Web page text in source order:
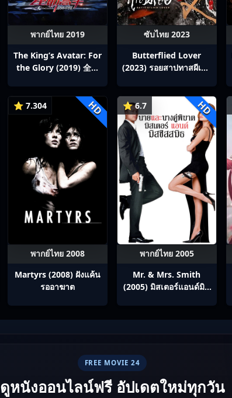
พากย์ไทย 2019
The King’s Avatar: For
the Glory (2019) 全职
ซับไทย 2023
Butterflied Lover
(2023) รอยสาปทาสผีเสื้อ
⭐ 7.304 HD
พากย์ไทย 2008
Martyrs (2008) ฝังแค้น
รออาฆาต
⭐ 6.7 HD
พากย์ไทย 2005
Mr. & Mrs. Smith
(2005) มิสเตอร์แอนด์มิส
FREE MOVIE 24
ดูหนังออนไลน์ฟรี อัปเดตใหม่ทุกวัน